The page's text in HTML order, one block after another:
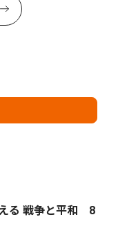
る 戦争と平和 8